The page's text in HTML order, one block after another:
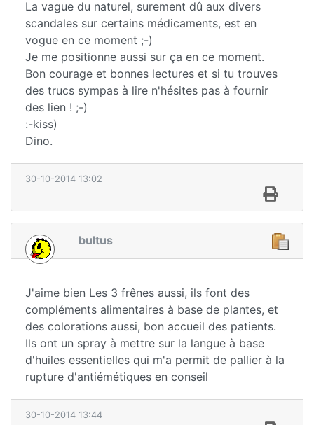
La vague du naturel, surement dû aux divers
scandales sur certains médicaments, est en
vogue en ce moment ;-)
Je me positionne aussi sur ça en ce moment.
Bon courage et bonnes lectures et si tu trouves
des trucs sympas à lire n'hésites pas à fournir
des lien ! ;-)
:-kiss)
Dino.
30-10-2014 13:02
bultus
J'aime bien Les 3 frênes aussi, ils font des
compléments alimentaires à base de plantes, et
des colorations aussi, bon accueil des patients.
Ils ont un spray à mettre sur la langue à base
d'huiles essentielles qui m'a permit de pallier à la
rupture d'antiémétiques en conseil
30-10-2014 13:44